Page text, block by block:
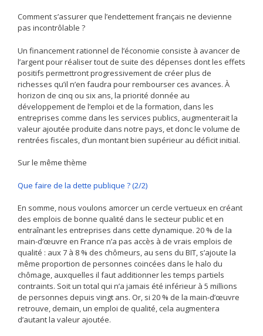
Comment s’assurer que l’endettement français ne devienne
pas incontrôlable ?
Un financement rationnel de l’économie consiste à avancer de
l’argent pour réaliser tout de suite des dépenses dont les effets
positifs permettront progressivement de créer plus de
richesses qu’il n’en faudra pour rembourser ces avances. À
horizon de cinq ou six ans, la priorité donnée au
développement de l’emploi et de la formation, dans les
entreprises comme dans les services publics, augmenterait la
valeur ajoutée produite dans notre pays, et donc le volume de
rentrées fiscales, d’un montant bien supérieur au déficit initial.
Sur le même thème
Que faire de la dette publique ? (2/2)
En somme, nous voulons amorcer un cercle vertueux en créant
des emplois de bonne qualité dans le secteur public et en
entraînant les entreprises dans cette dynamique. 20 % de la
main-d’œuvre en France n’a pas accès à de vrais emplois de
qualité : aux 7 à 8 % des chômeurs, au sens du BIT, s’ajoute la
même proportion de personnes coincées dans le halo du
chômage, auxquelles il faut additionner les temps partiels
contraints. Soit un total qui n’a jamais été inférieur à 5 millions
de personnes depuis vingt ans. Or, si 20 % de la main-d’œuvre
retrouve, demain, un emploi de qualité, cela augmentera
d’autant la valeur ajoutée.